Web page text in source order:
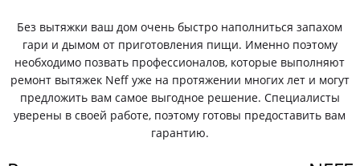
Без вытяжки ваш дом очень быстро наполниться запахом
гари и дымом от приготовления пищи. Именно поэтому
необходимо позвать профессионалов, которые выполняют
ремонт вытяжек Neff уже на протяжении многих лет и могут
предложить вам самое выгодное решение. Специалисты
уверены в своей работе, поэтому готовы предоставить вам
гарантию.